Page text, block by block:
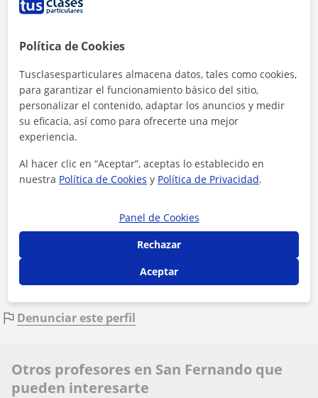
Contactar ahora
Denunciar este perfil
Otros profesores en San Fernando que
pueden interesarte
Política de Cookies
Tusclasesparticulares almacena datos, tales como cookies,
para garantizar el funcionamiento básico del sitio,
personalizar el contenido, adaptar los anuncios y medir
su eficacia, así como para ofrecerte una mejor
experiencia.
Al hacer clic en “Aceptar”, aceptas lo establecido en
nuestra Política de Cookies y Política de Privacidad.
Panel de Cookies
Rechazar
Aceptar